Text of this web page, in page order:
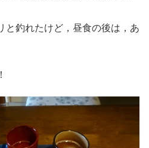
と釣れたけど，昼食の後は，あ